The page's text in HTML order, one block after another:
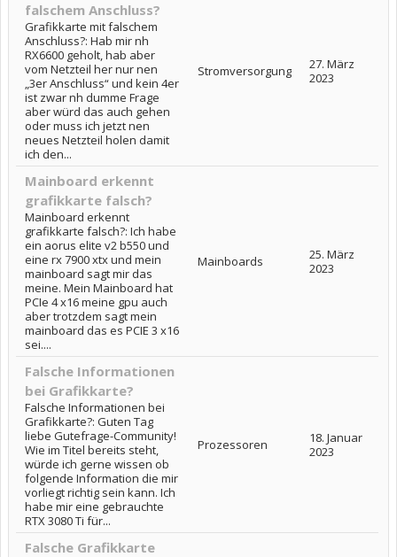
falschem Anschluss?
Grafikkarte mit falschem
Anschluss?: Hab mir nh
RX6600 geholt, hab aber
vom Netzteil her nur nen
„3er Anschluss“ und kein 4er
ist zwar nh dumme Frage
aber würd das auch gehen
oder muss ich jetzt nen
neues Netzteil holen damit
ich den...
Stromversorgung
27. März
2023
Mainboard erkennt
grafikkarte falsch?
Mainboard erkennt
grafikkarte falsch?: Ich habe
ein aorus elite v2 b550 und
eine rx 7900 xtx und mein
mainboard sagt mir das
meine. Mein Mainboard hat
PCIe 4 x16 meine gpu auch
aber trotzdem sagt mein
mainboard das es PCIE 3 x16
sei....
Mainboards
25. März
2023
Falsche Informationen
bei Grafikkarte?
Falsche Informationen bei
Grafikkarte?: Guten Tag
liebe Gutefrage-Community!
Wie im Titel bereits steht,
würde ich gerne wissen ob
folgende Information die mir
vorliegt richtig sein kann. Ich
habe mir eine gebrauchte
RTX 3080 Ti für...
Prozessoren
18. Januar
2023
Falsche Grafikkarte